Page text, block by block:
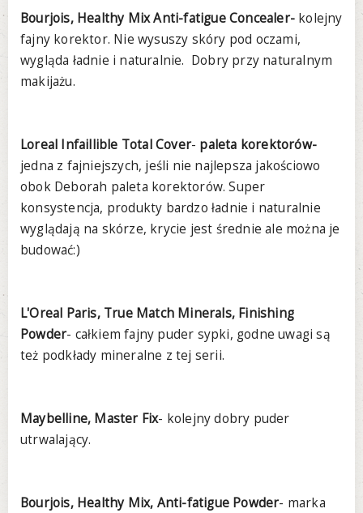
Bourjois, Healthy Mix Anti-fatigue Concealer- kolejny
fajny korektor. Nie wysuszy skóry pod oczami,
wygląda ładnie i naturalnie. Dobry przy naturalnym
makijażu.
Loreal Infaillible Total Cover- paleta korektorów-
jedna z fajniejszych, jeśli nie najlepsza jakościowo
obok Deborah paleta korektorów. Super
konsystencja, produkty bardzo ładnie i naturalnie
wyglądają na skórze, krycie jest średnie ale można je
budować:)
L'Oreal Paris, True Match Minerals, Finishing
Powder- całkiem fajny puder sypki, godne uwagi są
też podkłady mineralne z tej serii.
Maybelline, Master Fix- kolejny dobry puder
utrwalający.
Bourjois, Healthy Mix, Anti-fatigue Powder- marka